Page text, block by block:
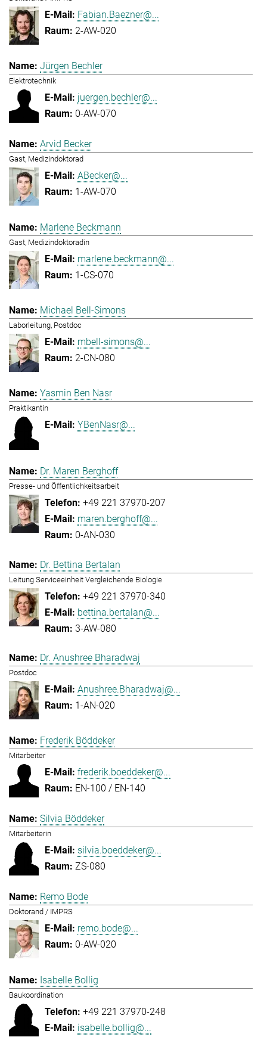
Fabian.Baezner@...
2-AW-020
Jürgen Bechler
Elektrotechnik
juergen.bechler@...
0-AW-070
Arvid Becker
Gast, Medizindoktorad
ABecker@...
1-AW-070
Marlene Beckmann
Gast, Medizindoktoradin
marlene.beckmann@...
1-CS-070
Michael Bell-Simons
Laborleitung, Postdoc
mbell-simons@...
2-CN-080
Yasmin Ben Nasr
Praktikantin
YBenNasr@...
Dr. Maren Berghoff
Presse- und Öffentlichkeitsarbeit
+49 221 37970-207
maren.berghoff@...
0-AN-030
Dr. Bettina Bertalan
Leitung Serviceeinheit Vergleichende Biologie
+49 221 37970-340
bettina.bertalan@...
3-AW-080
Dr. Anushree Bharadwaj
Postdoc
Anushree.Bharadwaj@...
1-AN-020
Frederik Böddeker
Mitarbeiter
frederik.boeddeker@...
EN-100 / EN-140
Silvia Böddeker
Mitarbeiterin
silvia.boeddeker@...
ZS-080
Remo Bode
Doktorand / IMPRS
remo.bode@...
0-AW-020
Isabelle Bollig
Baukoordination
+49 221 37970-248
isabelle.bollig@...